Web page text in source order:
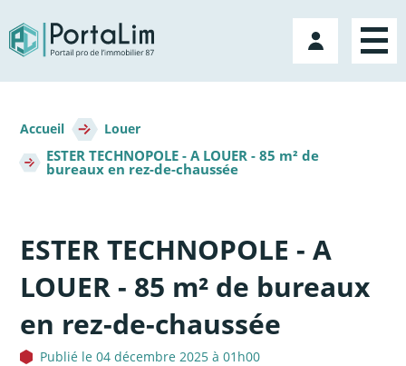
directement
au
contenu
Mon
compte
d'Ariane
Accueil Louer
ESTER TECHNOPOLE - A LOUER - 85 m² de
bureaux en rez-de-chaussée
ESTER TECHNOPOLE - A
LOUER - 85 m² de bureaux
en rez-de-chaussée
Publié le 04 décembre 2025 à 01h00